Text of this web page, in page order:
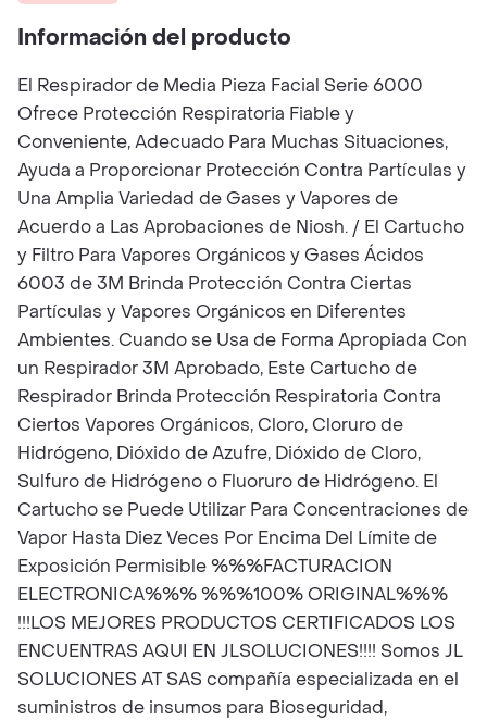
Información del producto
El Respirador de Media Pieza Facial Serie 6000
Ofrece Protección Respiratoria Fiable y
Conveniente, Adecuado Para Muchas Situaciones,
Ayuda a Proporcionar Protección Contra Partículas y
Una Amplia Variedad de Gases y Vapores de
Acuerdo a Las Aprobaciones de Niosh. / El Cartucho
y Filtro Para Vapores Orgánicos y Gases Ácidos
6003 de 3M Brinda Protección Contra Ciertas
Partículas y Vapores Orgánicos en Diferentes
Ambientes. Cuando se Usa de Forma Apropiada Con
un Respirador 3M Aprobado, Este Cartucho de
Respirador Brinda Protección Respiratoria Contra
Ciertos Vapores Orgánicos, Cloro, Cloruro de
Hidrógeno, Dióxido de Azufre, Dióxido de Cloro,
Sulfuro de Hidrógeno o Fluoruro de Hidrógeno. El
Cartucho se Puede Utilizar Para Concentraciones de
Vapor Hasta Diez Veces Por Encima Del Límite de
Exposición Permisible %%%FACTURACION
ELECTRONICA%%% %%%100% ORIGINAL%%%
!!!LOS MEJORES PRODUCTOS CERTIFICADOS LOS
ENCUENTRAS AQUI EN JLSOLUCIONES!!!! Somos JL
SOLUCIONES AT SAS compañía especializada en el
suministros de insumos para Bioseguridad,